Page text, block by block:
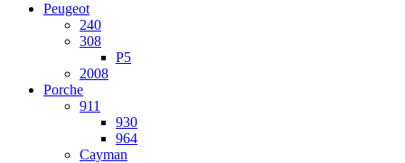
Peugeot
240
308
P5
2008
Porche
911
930
964
Cayman